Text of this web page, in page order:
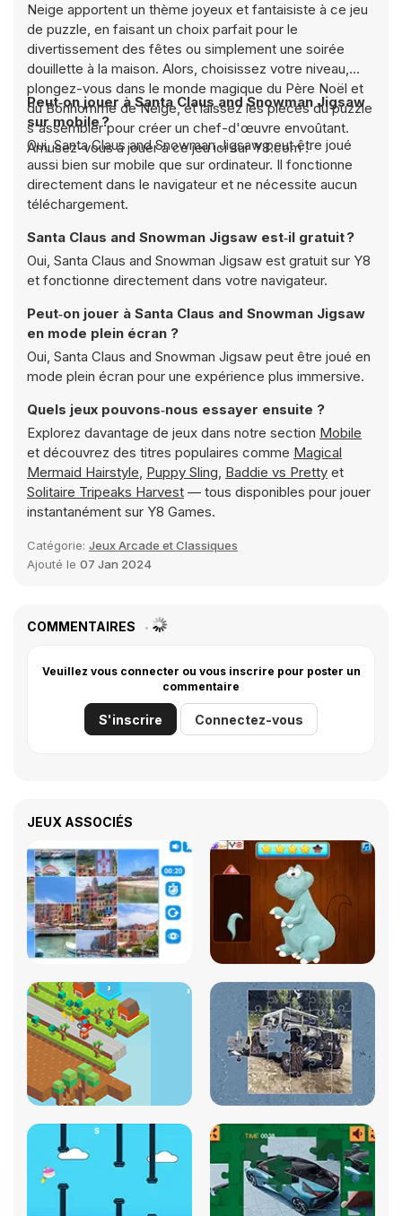
Neige apportent un thème joyeux et fantaisiste à ce jeu
de puzzle, en faisant un choix parfait pour le
divertissement des fêtes ou simplement une soirée
douillette à la maison. Alors, choisissez votre niveau,
plongez-vous dans le monde magique du Père Noël et
du Bonhomme de Neige, et laissez les pièces du puzzle
s'assembler pour créer un chef-d'œuvre envoûtant.
Amusez-vous à jouer à ce jeu ici sur Y8.com !
Peut‑on jouer à Santa Claus and Snowman Jigsaw
sur mobile ?
Oui, Santa Claus and Snowman Jigsaw peut être joué
aussi bien sur mobile que sur ordinateur. Il fonctionne
directement dans le navigateur et ne nécessite aucun
téléchargement.
Santa Claus and Snowman Jigsaw est‑il gratuit ?
Oui, Santa Claus and Snowman Jigsaw est gratuit sur Y8
et fonctionne directement dans votre navigateur.
Peut‑on jouer à Santa Claus and Snowman Jigsaw
en mode plein écran ?
Oui, Santa Claus and Snowman Jigsaw peut être joué en
mode plein écran pour une expérience plus immersive.
Quels jeux pouvons‑nous essayer ensuite ?
Explorez davantage de jeux dans notre section Mobile
et découvrez des titres populaires comme Magical
Mermaid Hairstyle, Puppy Sling, Baddie vs Pretty et
Solitaire Tripeaks Harvest — tous disponibles pour jouer
instantanément sur Y8 Games.
Catégorie: Jeux Arcade et Classiques
Ajouté le 07 Jan 2024
COMMENTAIRES
Veuillez vous connecter ou vous inscrire pour poster un
commentaire
S'inscrire Connectez-vous
JEUX ASSOCIÉS